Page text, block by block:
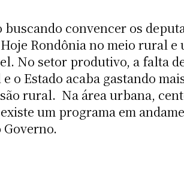
convencer os
Rondônia no meio rural e
No setor produtivo, a falta
Estado acaba gastando
rural. Na área urbana,
um programa em
Governo.